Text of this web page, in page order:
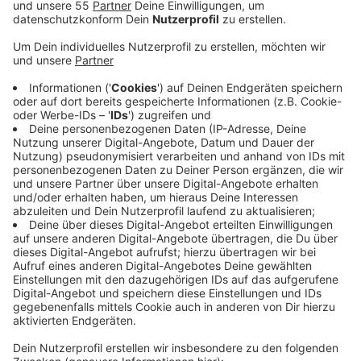
Anzeige
Partner der Aktionswoche bis zum 6. Oktober sind
unter anderem das Bundeslandwirtschaftsministerium
und das Land NRW. Pro Person fallen im Jahr etwa 74
Kilo Lebensmittelabfälle an - gerechnet auf die
Bevölkerung im Kreis Mettmann wären das fast neun
Müllfahrzeuge voller Lebensmittelabfälle pro Tag. Die
Abfallberatung des Kreises Mettmann beteiligt sich
mit einer Social Media-Kampagne an der
Aktionswoche. Außerdem gibt es eine Poster-
Ausstellung im Kreishaus.
Weitere Informationen gibt es auf derWebsite des
Kreises Mettmann(Suchwort
"Lebensmittelverschwendung"), bei
Tonne"sowie in den sozialen Netzwerken unter dem